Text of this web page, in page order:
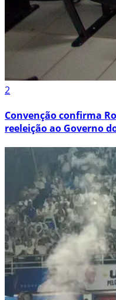
2
Convenção confirma
reeleição ao Governo